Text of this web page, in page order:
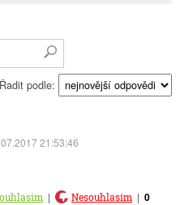
Řadit podle:
21:53:46
| Nesouhlasím | 0